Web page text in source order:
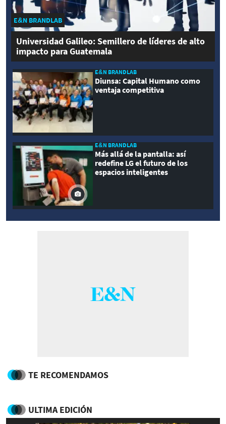
E&N BRANDLAB
Universidad Galileo: Semillero de líderes de alto
impacto para Guatemala
E&N BRANDLAB
Diunsa: Capital Humano como
ventaja competitiva
E&N BRANDLAB
Más allá de la pantalla: así
redefine LG el futuro de los
espacios inteligentes
TE RECOMENDAMOS
ULTIMA EDICIÓN